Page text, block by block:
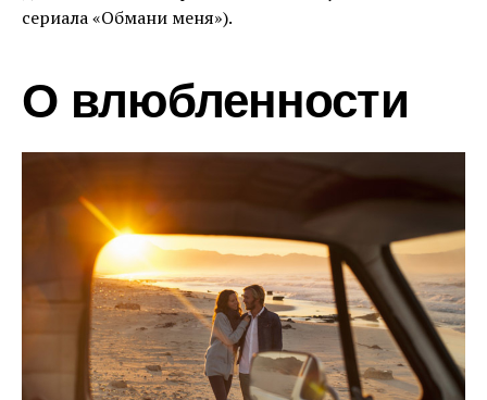
сериала «Обмани меня»).
О влюбленности